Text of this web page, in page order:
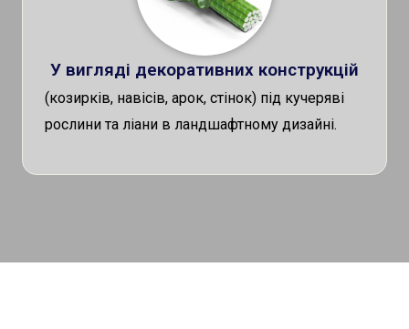
У вигляді декоративних конструкцій
(козирків, навісів, арок, стінок) під кучеряві
рослини та ліани в ландшафтному дизайні.